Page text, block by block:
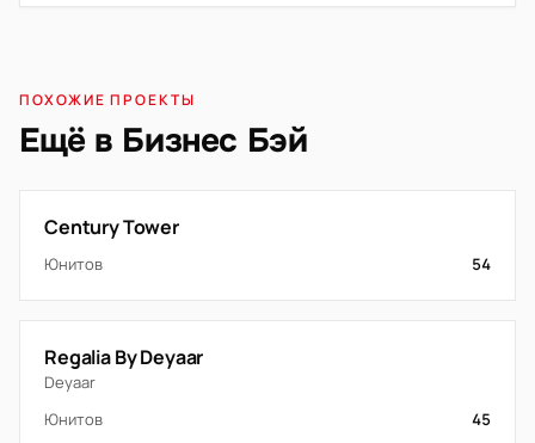
ПОХОЖИЕ ПРОЕКТЫ
Ещё в Бизнес Бэй
Century Tower
Юнитов 54
Regalia By Deyaar
Deyaar
Юнитов
45